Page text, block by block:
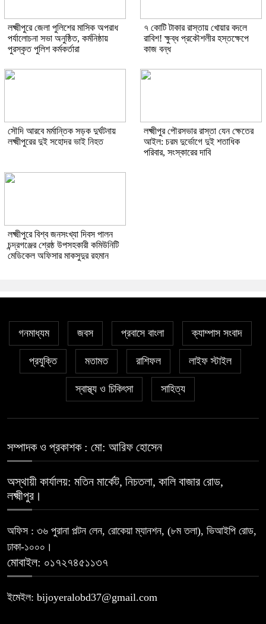
লক্ষ্মীপুরে জেলা পুলিশের মাসিক অপরাধ
পর্যালোচনা সভা অনুষ্ঠিত, কর্মনিষ্ঠায়
পুরস্কৃত পুলিশ কর্মকর্তারা
৭ কোটি টাকার রাস্তায় খোয়ার বদলে
রাবিশ! ক্ষুব্ধ প্রকৌশলীর হস্তক্ষেপে
কাজ বন্ধ
সৌদি আরবে মর্মান্তিক সড়ক দুর্ঘটনায়
লক্ষ্মীপুরের দুই সহোদর ভাই নিহত
লক্ষ্মীপুর পৌরসভার রাস্তা যেন ক্ষেতের
আইল: চরম দুর্ভোগে দুই শতাধিক
পরিবার, সংস্কারের দাবি
লক্ষ্মীপুরে বিশ্ব জনসংখ্যা দিবস পালন
চন্দ্রগঞ্জের শ্রেষ্ঠ উপসহকারী কমিউনিটি
মেডিকেল অফিসার মাকসুদুর রহমান
গনমাধ্যম জবস প্রবাসে বাংলা ক্যাম্পাস সংবাদ
প্রযুক্তি মতামত রাশিফল লাইফ স্টাইল
স্বাস্থ্য ও চিকিৎসা সাহিত্য
সম্পাদক ও প্রকাশক : মো: আরিফ হোসেন
অস্থায়ী কার্যালয়: মতিন মার্কেট, নিচতলা, কালি বাজার রোড,
লক্ষ্মীপুর।
অফিস : ৩৬ পুরানা পল্টন লেন, রোকেয়া ম্যানশন, (৮ম তলা), ভিআইপি রোড,
ঢাকা-১০০০।
মোবাইল: ০১৭২৭৪৫১১৩৭
ইমেইল: bijoyeralobd37@gmail.com